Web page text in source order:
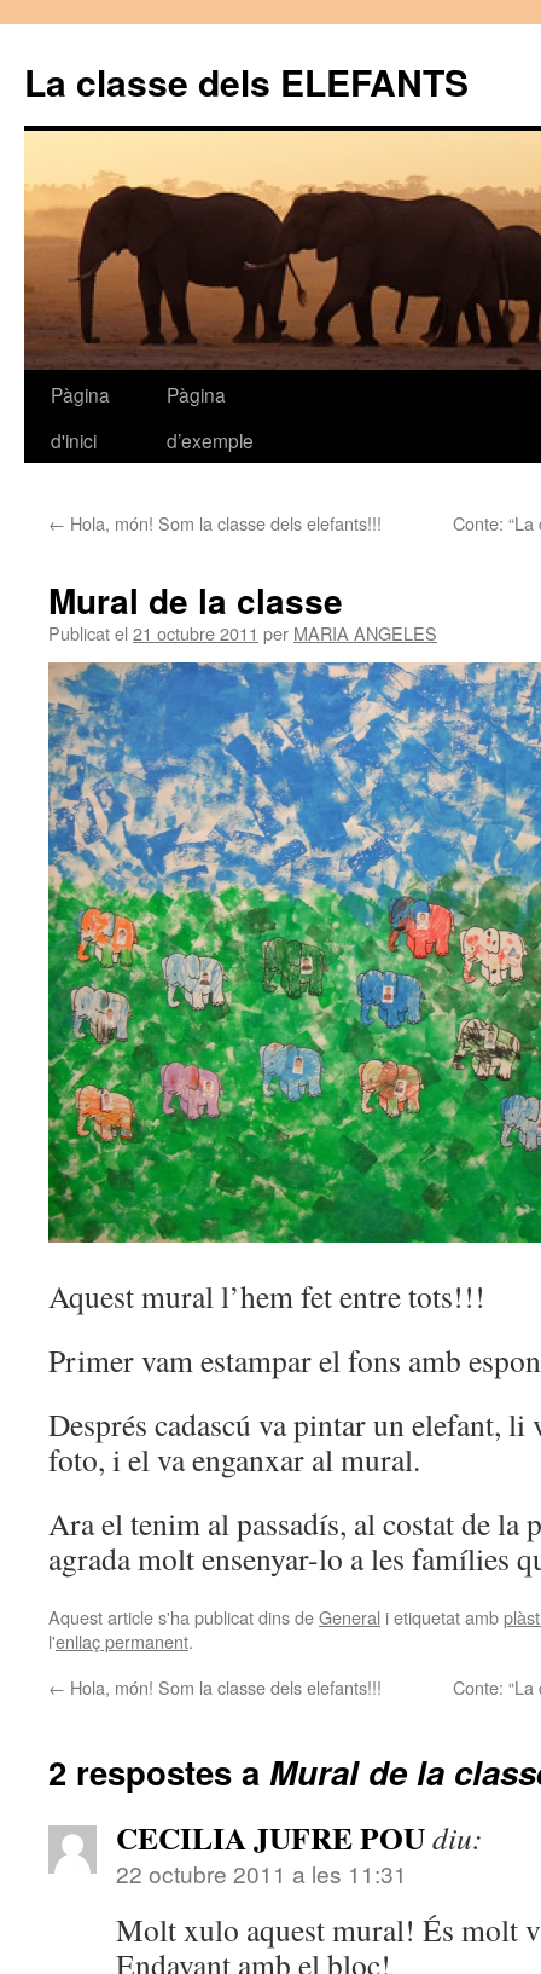
La classe dels ELEFANTS
Vés
Pàgina
d'inici
Pàgina
d’exemple
← Hola, món! Som la classe dels elefants!!! Conte:
Mural de la classe
Publicat el 21 octubre 2011 per MARIA ANGELES
Aquest mural l’hem fet entre tots!!!
Primer vam estampar el fons amb
Després cadascú va pintar un elefant, li
foto, i el va enganxar al mural.
Ara el tenim al passadís, al costat de la
agrada molt ensenyar-lo a les famílies
Aquest article s'ha publicat dins deGeneral i etiquetat amb
l'enllaç permanent.
← Hola, món! Som la classe dels elefants!!! Conte:
2 respostes a Mural de la
CECILIA JUFRE POUdiu:
22 octubre 2011 a les 11:31
Molt xulo aquest mural! És molt
Endavant amb el bloc!